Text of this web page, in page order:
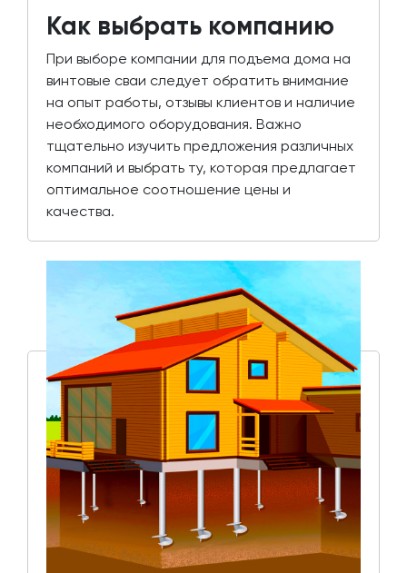
Как выбрать компанию
При выборе компании для подъема дома на
винтовые сваи следует обратить внимание
на опыт работы, отзывы клиентов и наличие
необходимого оборудования. Важно
тщательно изучить предложения различных
компаний и выбрать ту, которая предлагает
оптимальное соотношение цены и
качества.